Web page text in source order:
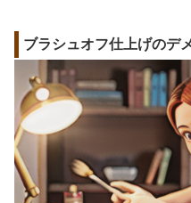
ブラシュオフ仕上げのデ